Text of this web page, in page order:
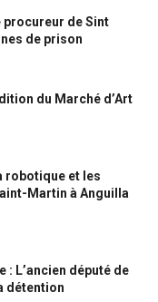
de Sint
de prison
du Marché d’Art
robotique et les
Martin à Anguilla
: L’ancien député de
détention